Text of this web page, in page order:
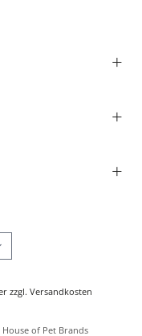
+
+
+
zzgl. Versandkosten
of Pet Brands